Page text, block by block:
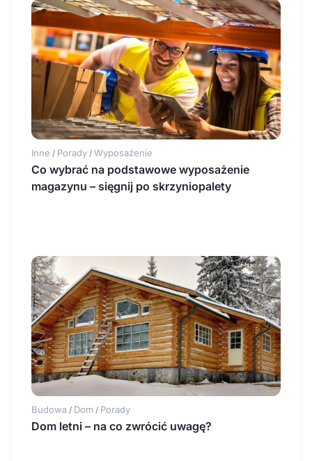
Inne / Porady / Wyposażenie
Co wybrać na podstawowe wyposażenie
magazynu – sięgnij po skrzyniopalety
Budowa / Dom / Porady
Dom letni – na co zwrócić uwagę?